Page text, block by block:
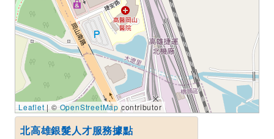
Leaflet | ©OpenStreetMapcontributor
北高雄銀髮人才服務據點